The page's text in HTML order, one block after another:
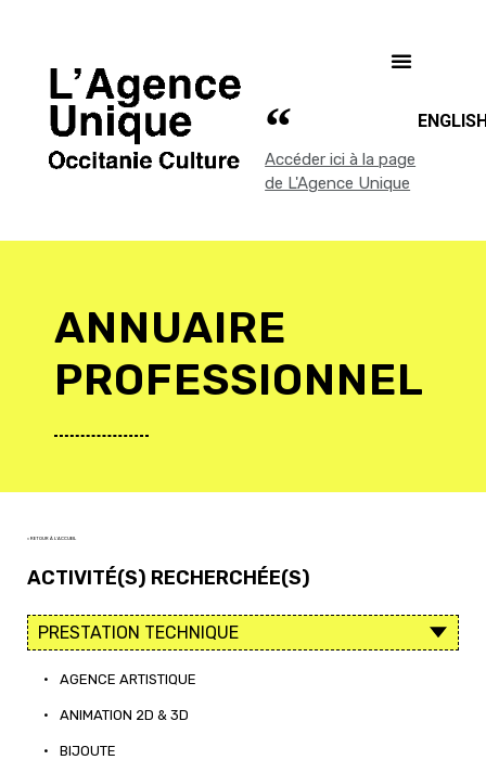
Accéder ici à la page
de L'Agence Unique
ANNUAIRE
PROFESSIONNEL
< RETOUR À L'ACCUEIL
ACTIVITÉ(S) RECHERCHÉE(S)
• AGENCE ARTISTIQUE
• ANIMATION 2D & 3D
• BIJOUTE